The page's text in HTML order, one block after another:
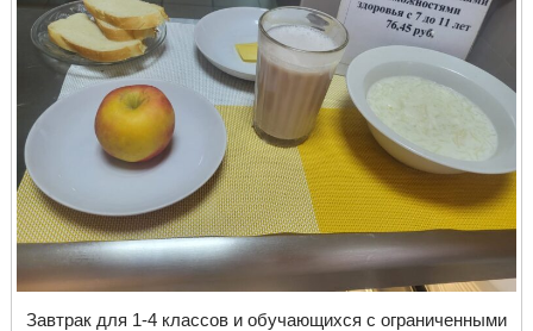
Завтрак для 1-4 классов и обучающихся с ограниченными